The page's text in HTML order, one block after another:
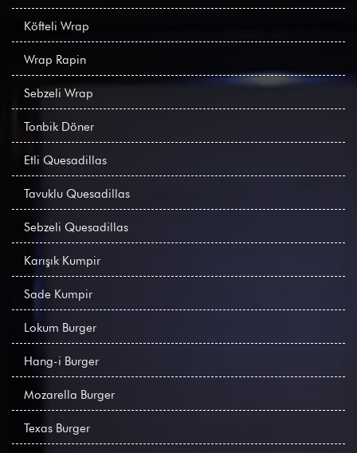
Köfteli Wrap
Wrap Rapin
Sebzeli Wrap
Tonbik Döner
Etli Quesadillas
Tavuklu Quesadillas
Sebzeli Quesadillas
Karışık Kumpir
Sade Kumpir
Lokum Burger
Hang-i Burger
Mozarella Burger
Texas Burger